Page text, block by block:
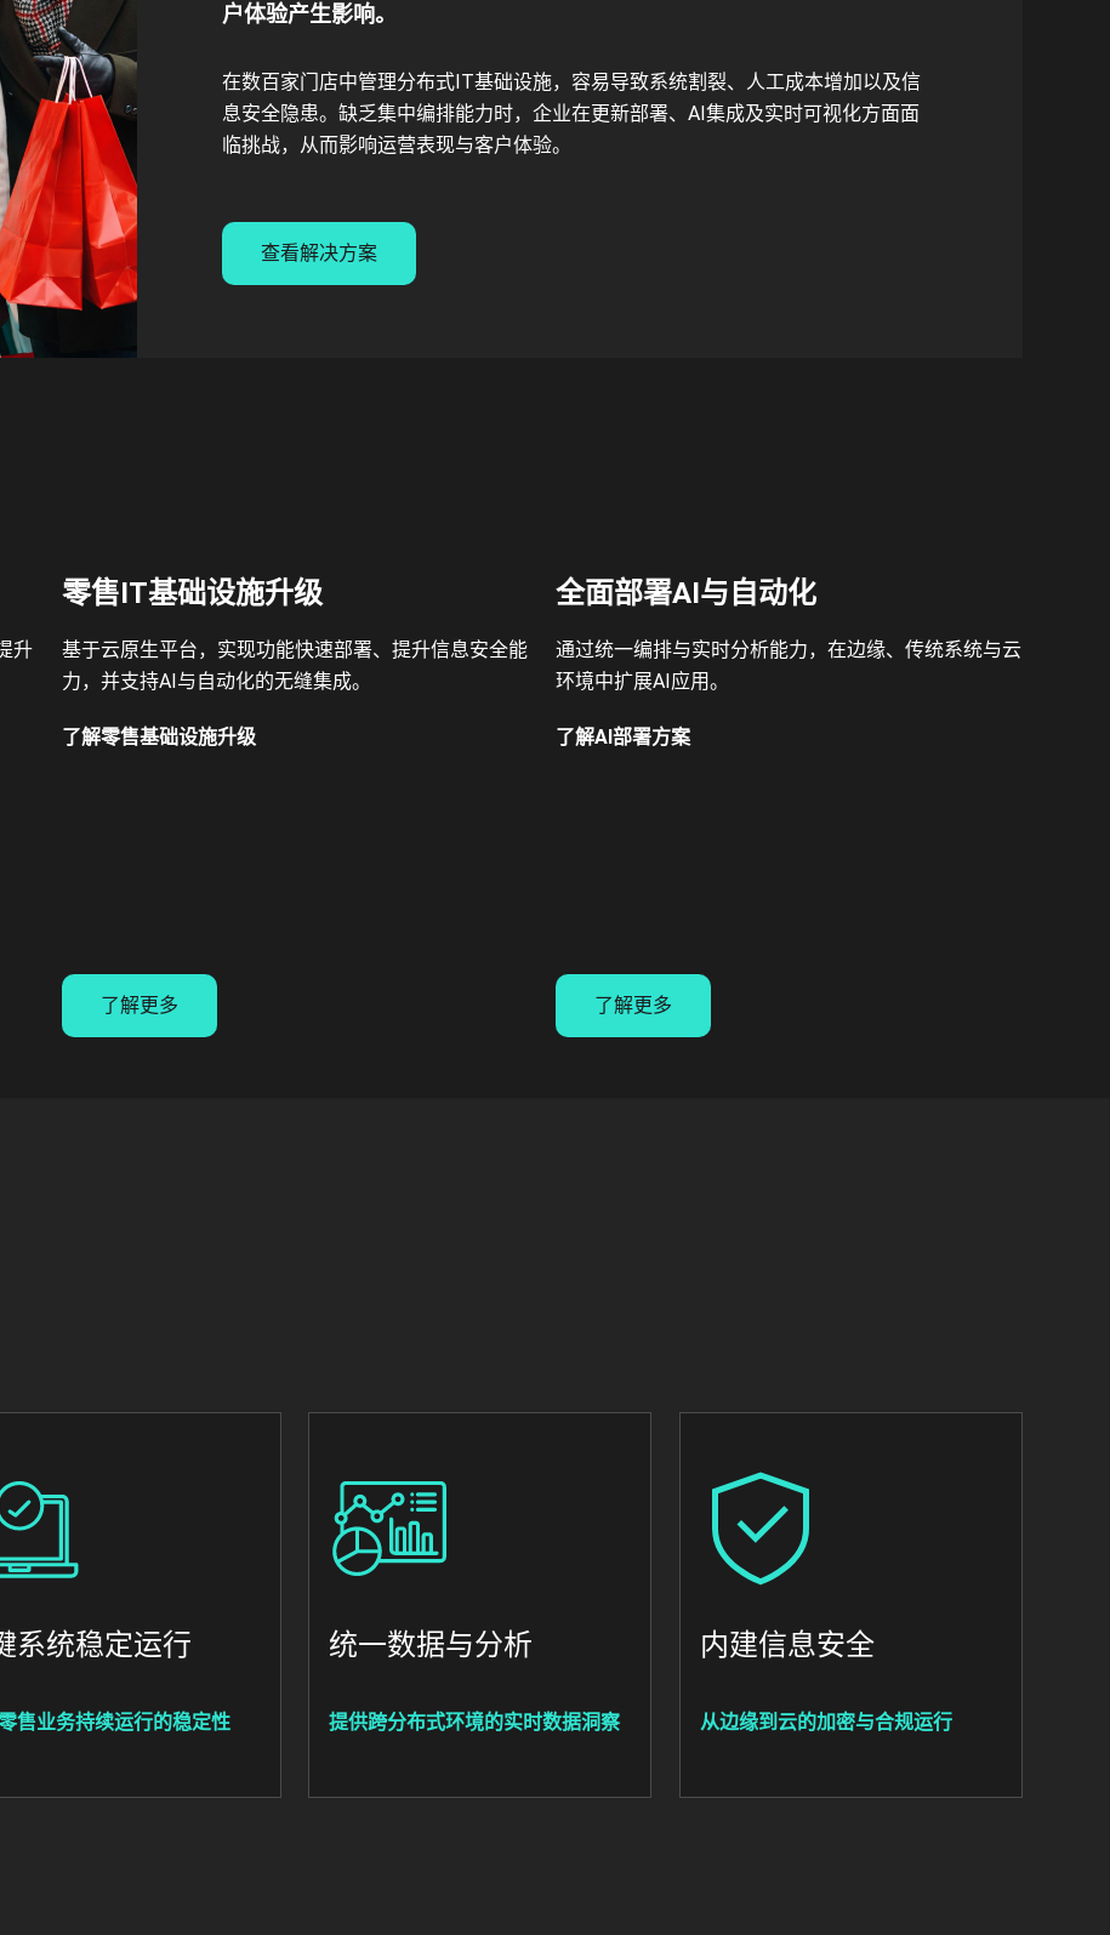
户体验产生影响。
在数百家门店中管理分布式IT基础设施，容易导致系统割裂、人工成本增加以及信
息安全隐患。缺乏集中编排能力时，企业在更新部署、AI集成及实时可视化方面面
临挑战，从而影响运营表现与客户体验。
查看解决方案
升
零售IT基础设施升级
基于云原生平台，实现功能快速部署、提升信息安全能
力，并支持AI与自动化的无缝集成。
了解零售基础设施升级
了解更多
全面部署AI与自动化
通过统一编排与实时分析能力，在边缘、传统系统与云
环境中扩展AI应用。
了解AI部署方案
了解更多
系统稳定运行
售业务持续运行的稳定性
Image
统一数据与分析
提供跨分布式环境的实时数据洞察
Image
内建信息安全
从边缘到云的加密与合规运行